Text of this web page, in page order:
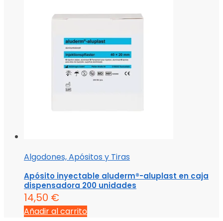
Algodones, Apósitos y Tiras
Apósito inyectable aluderm®-aluplast en caja
dispensadora 200 unidades
14,50 €
Añadir al carrito